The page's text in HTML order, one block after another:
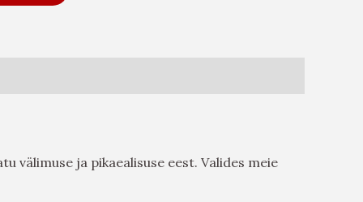
välimuse ja pikaealisuse eest. Valides meie